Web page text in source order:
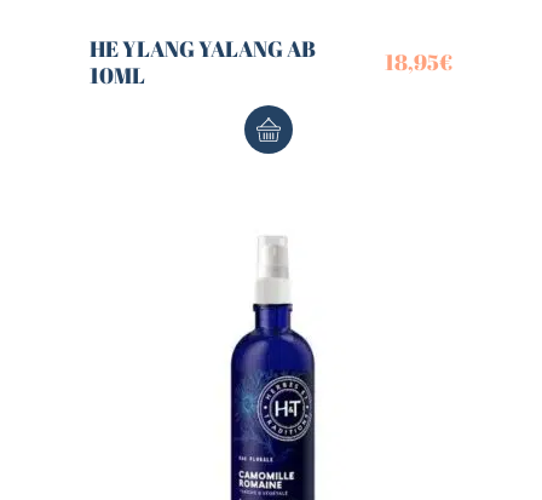
HE YLANG YALANG AB
10ML
18,95€